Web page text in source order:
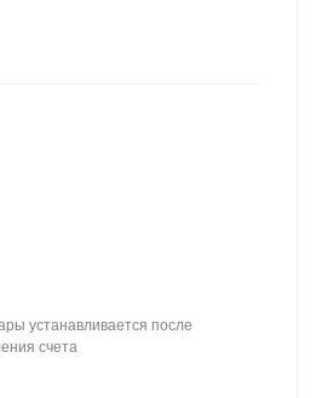
устанавливается после
счета